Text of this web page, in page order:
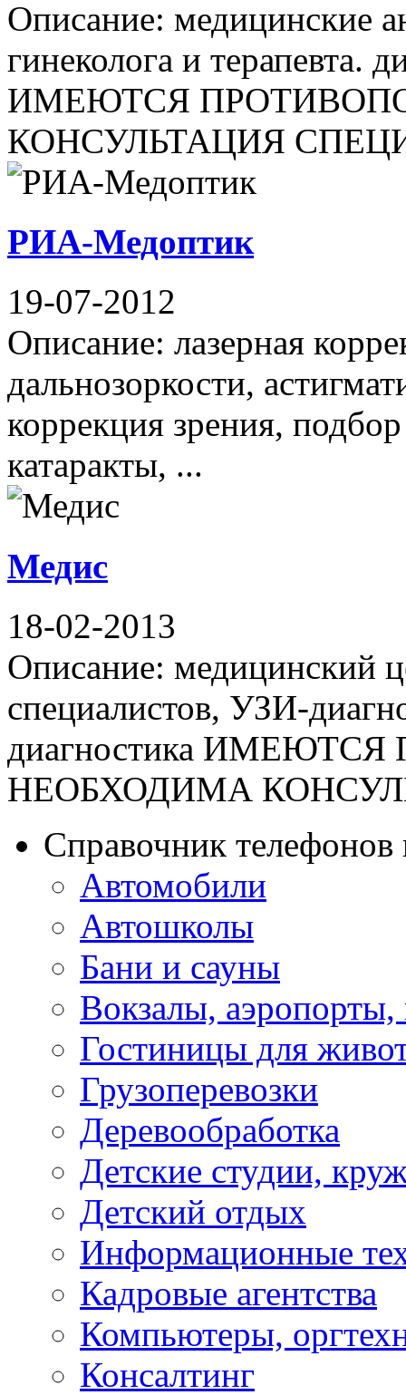
Описание: медицинские
гинеколога и терапевта.
ИМЕЮТСЯ
КОНСУЛЬТАЦИЯ
РИА-Медоптик
19-07-2012
Описание: лазерная
дальнозоркости,
коррекция зрения,
катаракты, ...
Медис
18-02-2013
Описание: медицинский
специалистов, УЗИ-
диагностика
НЕОБХОДИМА
Справочник
Автомобили
Автошколы
Бани и сауны
Вокзалы,
Гостиницы для
Грузоперевозки
Деревообработка
Детские студии,
Детский отдых
Информационные
Кадровые агентства
Компьютеры,
Консалтинг